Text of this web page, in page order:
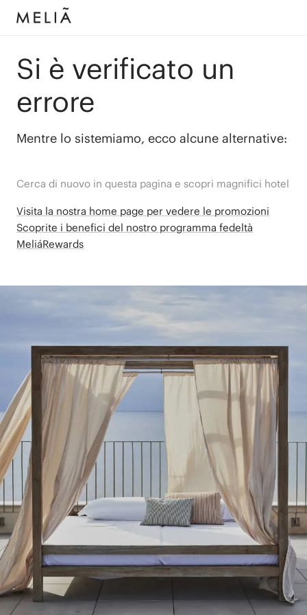
Si è verificato un
errore
Mentre lo sistemiamo, ecco alcune alternative:
Cerca di nuovo in questa pagina e scopri magnifici hotel
Visita la nostra home page per vedere le promozioni
Scoprite i benefici del nostro programma fedeltà
MeliáRewards